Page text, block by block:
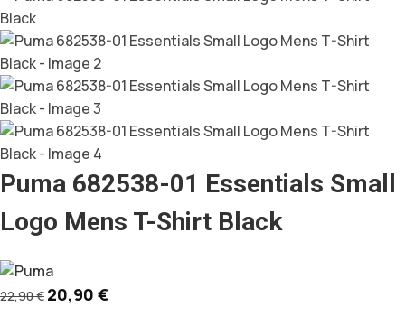
Puma 682538-01 Essentials Small
Logo Mens T-Shirt Black
22,90€ 20,90 €